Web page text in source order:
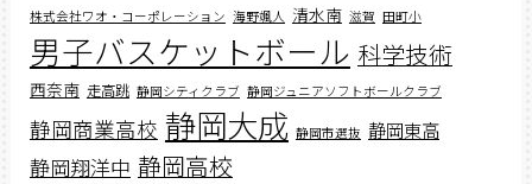
株式会社ワオ・コーポレーション 海野颯人 清水南 滋賀 田町小
男子バスケットボール 科学技術
西奈南 走高跳 静岡シティクラブ 静岡ジュニアソフトボールクラブ
静岡商業高校 静岡大成 静岡市選抜 静岡東高
静岡翔洋中 静岡高校